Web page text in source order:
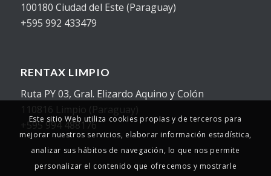
100180 Ciudad del Este (Paraguay)
+595 992 433479
RENTAX LIMPIO
Ruta PY 03, Gral. Elizardo Aquino y Colón
110816 Limpio (Paraguay)
+595 994 488176
Este sitio Web utiliza cookies propias y de terceros para
mejorar nuestros servicios, elaborar información estadística,
analizar sus hábitos de navegación, lo que nos permite
personalizar el contenido que ofrecemos y mostrarle